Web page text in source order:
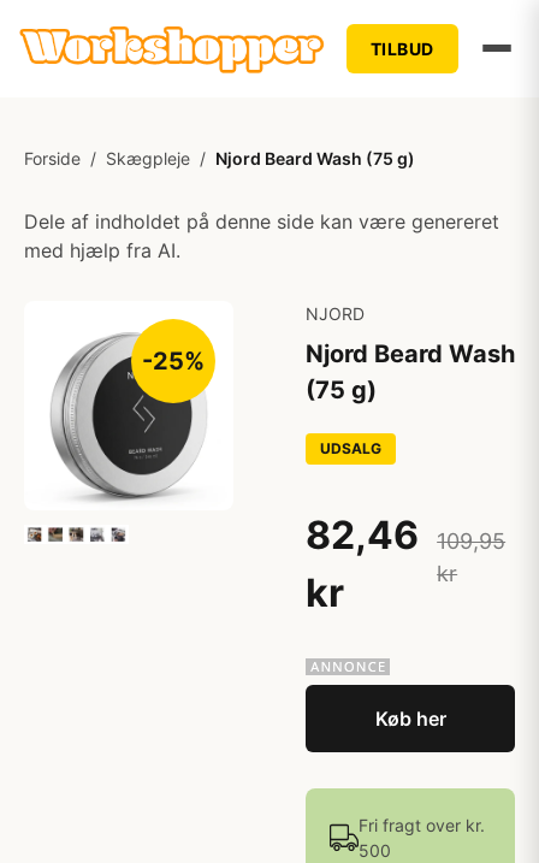
TILBUD
Forside / Skægpleje / Njord Beard Wash (75 g)
Dele af indholdet på denne side kan være genereret
med hjælp fra AI.
-25%
NJORD
Njord Beard Wash
(75 g)
UDSALG
82,46
kr
109,95
kr
Køb her
Fri fragt over kr.
500